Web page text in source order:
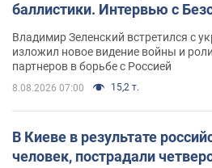
баллистики. Интервью с
Владимир Зеленский встретился с
изложил новое видение войны и
партнеров в борьбе с Россией
8.08.2026 07:00 15,2 т.
В Киеве в результате
человек, пострадали